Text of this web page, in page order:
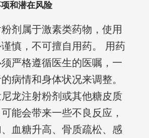
和潜在风险
剂属于激素类药物，使用
慎，不可擅自用药。 用药
严格遵循医生的医嘱，一
病情和身体状况来调整。
龙注射粉剂或其他糖皮质
能会带来一些不良反应，
血糖升高、骨质疏松、感